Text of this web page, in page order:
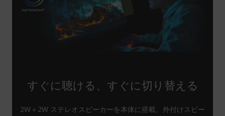
すぐに聴ける、すぐに切り替える
2W＋2W ステレオスピーカーを本体に搭載。外付けスピー